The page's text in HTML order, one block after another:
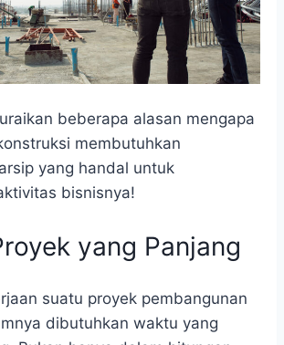
beberapa alasan mengapa
membutuhkan
yang handal untuk
bisnisnya!
yang Panjang
suatu proyek pembangunan
dibutuhkan waktu yang